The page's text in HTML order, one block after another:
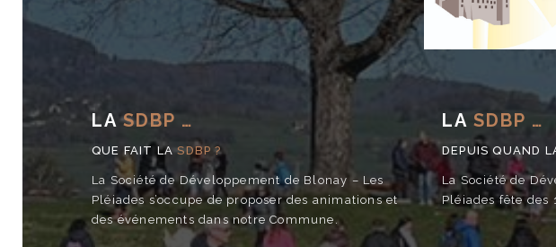
LASDBP …
QUE FAIT LASDBP ?
La Société de Développement de Blonay – Les
Pléiades s’occupe de proposer des animations et
des événements dans notre Commune.
LA SDBP …
DEPUIS QUAND
La Société de
Pléiades fête des